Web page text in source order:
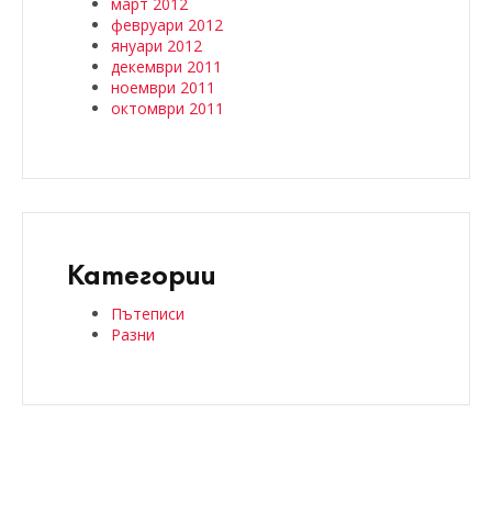
февруари 2012
януари 2012
декември 2011
ноември 2011
октомври 2011
Категории
Пътеписи
Разни